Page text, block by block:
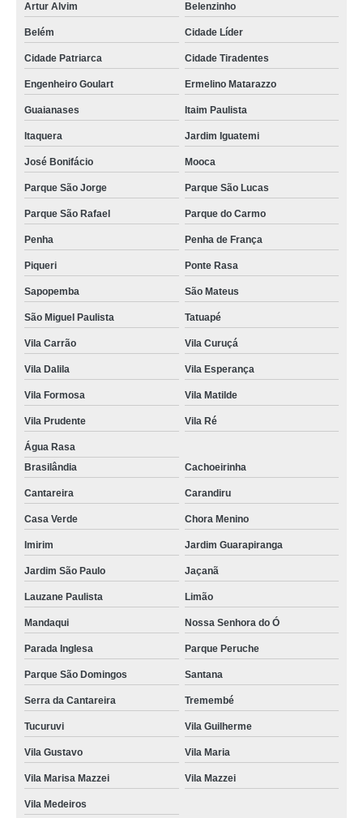
Artur Alvim Belenzinho
Belém Cidade Líder
Cidade Patriarca Cidade Tiradentes
Engenheiro Goulart Ermelino Matarazzo
Guaianases Itaim Paulista
Itaquera Jardim Iguatemi
José Bonifácio Mooca
Parque São Jorge Parque São Lucas
Parque São Rafael Parque do Carmo
Penha Penha de França
Piqueri Ponte Rasa
Sapopemba São Mateus
São Miguel Paulista Tatuapé
Vila Carrão Vila Curuçá
Vila Dalila Vila Esperança
Vila Formosa Vila Matilde
Vila Prudente Vila Ré
Água Rasa
Brasilândia
Cachoeirinha
Cantareira Carandiru
Casa Verde Chora Menino
Imirim Jardim Guarapiranga
Jardim São Paulo Jaçanã
Lauzane Paulista Limão
Mandaqui Nossa Senhora do Ó
Parada Inglesa Parque Peruche
Parque São Domingos Santana
Serra da Cantareira Tremembé
Tucuruvi Vila Guilherme
Vila Gustavo Vila Maria
Vila Marisa Mazzei Vila Mazzei
Vila Medeiros